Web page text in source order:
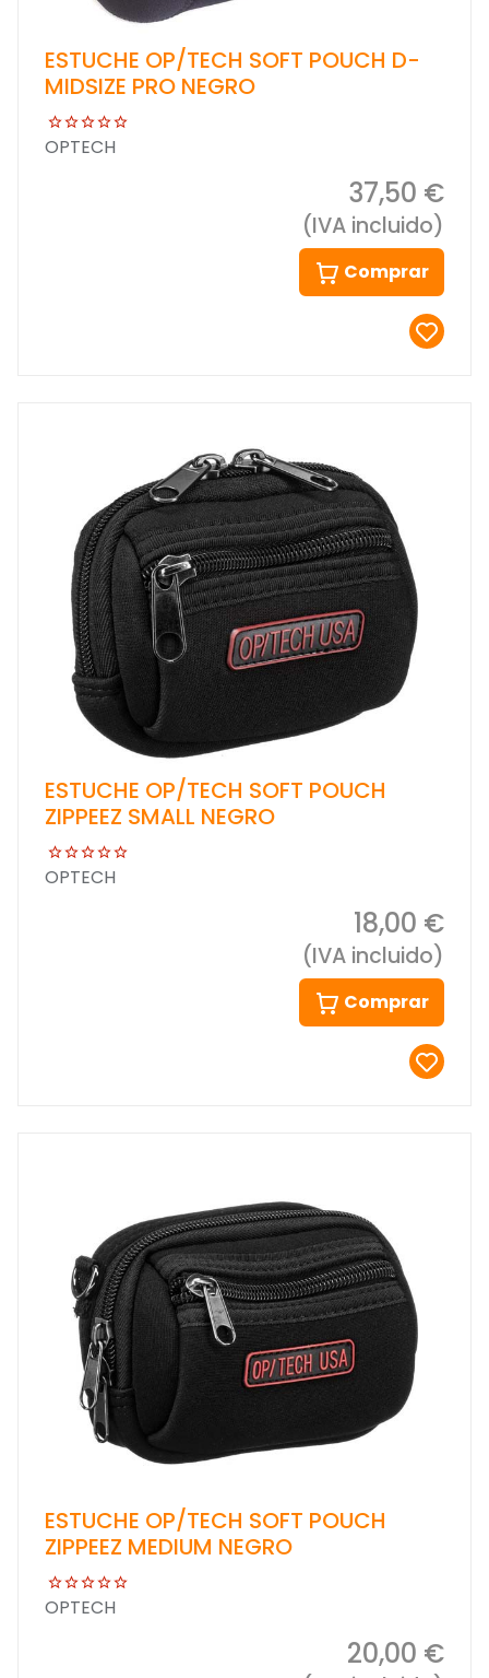
ESTUCHE OP/TECH SOFT POUCH D-
MIDSIZE PRO NEGRO
OPTECH
37,50 €
(IVA incluido)
Comprar
ESTUCHE OP/TECH SOFT POUCH
ZIPPEEZ SMALL NEGRO
OPTECH
18,00 €
(IVA incluido)
Comprar
ESTUCHE OP/TECH SOFT POUCH
ZIPPEEZ MEDIUM NEGRO
OPTECH
20,00 €